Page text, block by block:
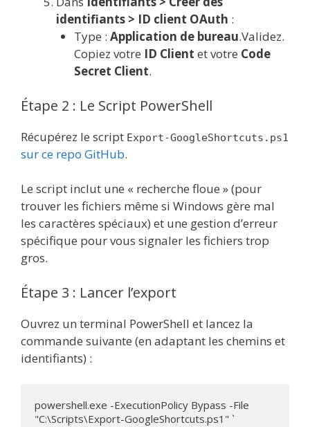
identifiants > ID client OAuth :
Type : Application de bureau.Validez.
Copiez votre ID Client et votre Code
Secret Client.
Étape 2 : Le Script PowerShell
Récupérez le script Export-GoogleShortcuts.ps1
sur ce repo GitHub.
Le script inclut une « recherche floue » (pour
trouver les fichiers même si Windows gère mal
les caractères spéciaux) et une gestion d’erreur
spécifique pour vous signaler les fichiers trop
gros.
Étape 3 : Lancer l’export
Ouvrez un terminal PowerShell et lancez la
commande suivante (en adaptant les chemins et
identifiants) :
powershell.exe -ExecutionPolicy Bypass -File
"C:\Scripts\Export-GoogleShortcuts.ps1" `